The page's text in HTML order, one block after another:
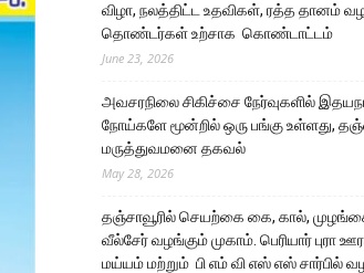
விழா, நலத்திட்ட உதவிகள், ரத்த தானம்
தொண்டர்கள் உற்சாக கொண்டாட்டம்
June 23, 2026
அவசரநிலை சிகிச்சை நேர்வுகளில்
நோய்களே மூன்றில் ஒரு பங்கு உள்ளது,
மருத்துவமனை தகவல்
May 28, 2026
தஞ்சாவூரில் செயற்கை கை, கால்,
வீல்சேர் வழங்கும் முகாம். பெரியார் புரா
மய்யம் மற்றும் பி எம் வி எஸ் எஸ் சார்பில்